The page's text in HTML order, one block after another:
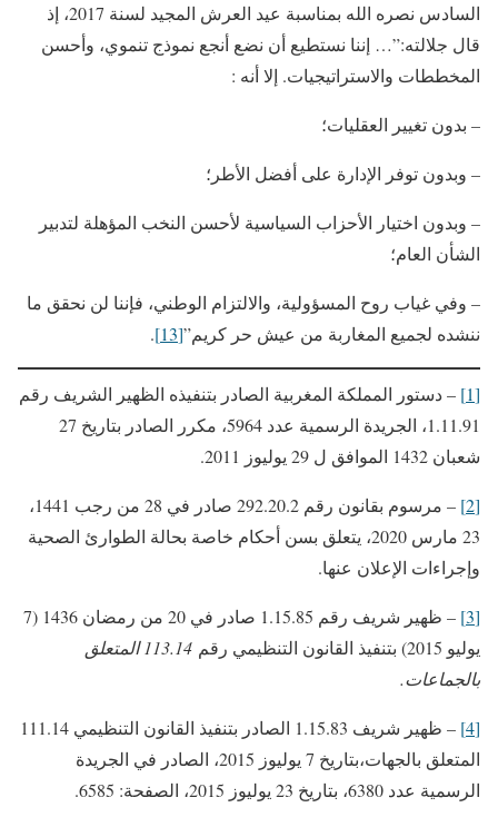
السادس نصره الله بمناسبة عيد العرش المجيد لسنة 2017، إذ
قال جلالته:”… إننا نستطيع أن نضع أنجع نموذج تنموي، وأحسن
المخططات والاستراتيجيات. إلا أنه :
– بدون تغيير العقليات؛
– وبدون توفر الإدارة على أفضل الأطر؛
– وبدون اختيار الأحزاب السياسية لأحسن النخب المؤهلة لتدبير
الشأن العام؛
– وفي غياب روح المسؤولية، والالتزام الوطني، فإننا لن نحقق ما
ننشده لجميع المغاربة من عيش حر كريم”[13]
.
[1]
– دستور المملكة المغربية الصادر بتنفيذه الظهير الشريف رقم
1.11.91، الجريدة الرسمية عدد 5964، مكرر الصادر بتاريخ 27
شعبان 1432 الموافق ل 29 يوليوز 2011.
[2]
– مرسوم بقانون رقم 292.20.2 صادر في 28 من رجب 1441،
23 مارس 2020، يتعلق بسن أحكام خاصة بحالة الطوارئ الصحية
وإجراءات الإعلان عنها.
[3]
– ظهير شريف رقم 1.15.85 صادر في 20 من رمضان 1436 (7
يوليو 2015) بتنفيذ القانون التنظيمي رقم
113.14 المتعلق
بالجماعات.
[4]
– ظهير شريف 1.15.83 الصادر بتنفيذ القانون التنظيمي 111.14
المتعلق بالجهات،بتاريخ 7 يوليوز 2015، الصادر في الجريدة
الرسمية عدد 6380، بتاريخ 23 يوليوز 2015، الصفحة: 6585.